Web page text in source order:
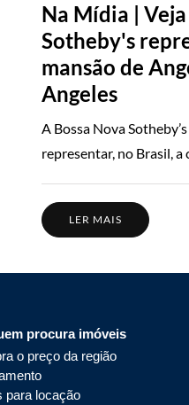
Na Mídia | Veja
Sotheby's
mansão de
Angeles
A Bossa Nova
representar, no Brasil,
LER MAIS
procura imóveis
o preço da região
para locação